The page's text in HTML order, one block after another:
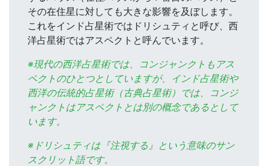
その在住星に対しても大きな影響を及ぼします。
これをインド占星術ではドリシュティと呼び、西
洋占星術ではアスペクトと呼んでいます。
※現代の西洋占星術では、コンジャンクトもアス
ペクトのひとつとしていますが、インド占星術や
西洋の伝統的占星術（古典占星術）では、コンジ
ャンクトはアスペクトとは別の概念であるとして
います。
※ドリシュティは『注視する』という意味のサン
スクリット語です。